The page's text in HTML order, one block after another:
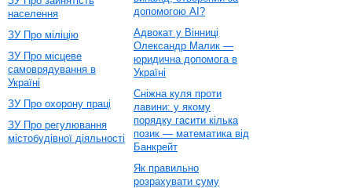
населення
ЗУ Про міліцію
ЗУ Про місцеве
самоврядування в
Україні
ЗУ Про охорону праці
ЗУ Про регулювання
містобудівної діяльності
допомогою AI?
Адвокат у Вінниці
Олександр Малик —
юридична допомога в
Україні
Сніжна куля проти
лавини: у якому
порядку гасити кілька
позик — математика від
Банкрейт
Як правильно
розрахувати суму